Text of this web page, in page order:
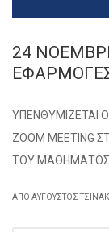
24
ΥΠΕΝΘΥΜΙΖΕΤΑΙ
ΖΟΟΜ MEETING
ΤΟΥ ΜΑΘΗΜΑΤΟΣ
ΑΠΌ ΑΎΓΟΥΣΤΟΣ